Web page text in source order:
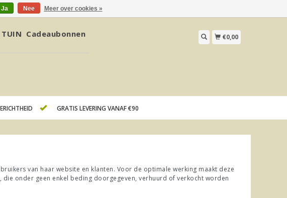
TUIN Cadeaubonnen
€0,00
GRATIS LEVERING VANAF €90
van haar website en klanten. Voor de optimale werking maakt deze
onder geen enkel beding doorgegeven, verhuurd of verkocht worden
Ja Nee Meer over cookies »